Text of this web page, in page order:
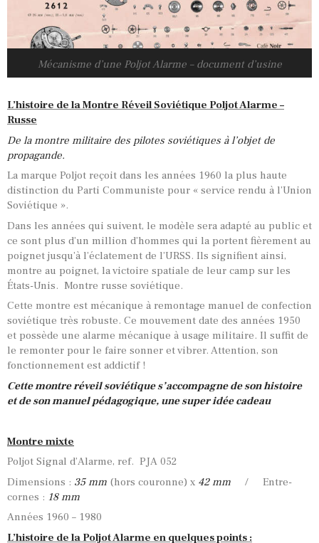
Mécanisme d’une Poljot Alarme – document d’usine
L’histoire de la Montre Réveil Soviétique Poljot Alarme –
Russe
De la montre militaire des pilotes soviétiques à l’objet de
propagande.
La marque Poljot reçoit dans les années 1960 la plus haute
distinction du Parti Communiste pour « service rendu à l’Union
Soviétique ».
Dans les années qui suivent, le modèle sera adapté au public et
ce sont plus d’un million d’hommes qui la portent fièrement au
poignet jusqu’à l’éclatement de l’URSS. Ils signifient ainsi,
montre au poignet, la victoire spatiale de leur camp sur les
États-Unis. Montre russe soviétique.
Cette montre est mécanique à remontage manuel de confection
soviétique très robuste. Ce mouvement date des années 1950
et possède une alarme mécanique à usage militaire. Il suffit de
le remonter pour le faire sonner et vibrer. Attention, son
fonctionnement est addictif !
Cette montre réveil soviétique s’accompagne de son histoire
et de son manuel pédagogique, une super idée cadeau
Montre mixte
Poljot Signal d’Alarme, ref. PJA 052
Dimensions : 35 mm (hors couronne) x 42 mm / Entre-
cornes : 18 mm
Années 1960 – 1980
L’histoire de la Poljot Alarme en quelques points :